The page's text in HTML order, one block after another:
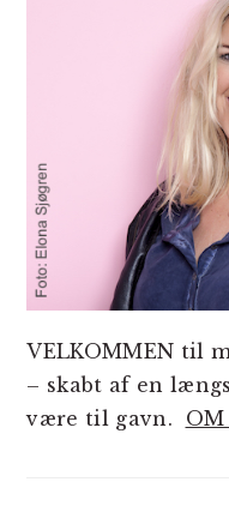
VELKOMMEN til
– skabt af en
være til gavn.